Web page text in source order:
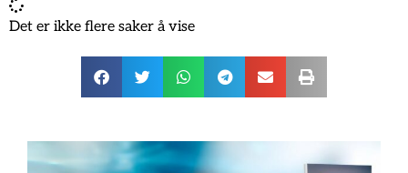
Det er ikke flere saker å vise